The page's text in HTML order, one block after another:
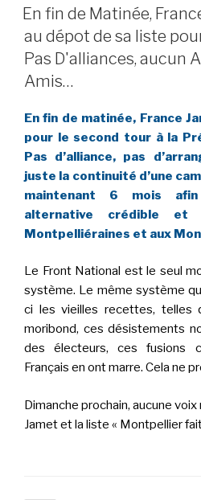
LE
En fin de Matinée,
au dépot de sa liste
Pas D'alliances, aucun
Amis…
En fin de matinée, France
pour le second tour à la
Pas d’alliance, pas
juste la continuité d’une
maintenant 6 mois
alternative crédible
Montpelliéraines et aux
Le Front National est le seul
système. Le même système
ci les vieilles recettes, telles
moribond, ces désistements
des électeurs, ces fusions
Français en ont marre. Cela ne
Dimanche prochain, aucune
Jamet et la liste « Montpellier